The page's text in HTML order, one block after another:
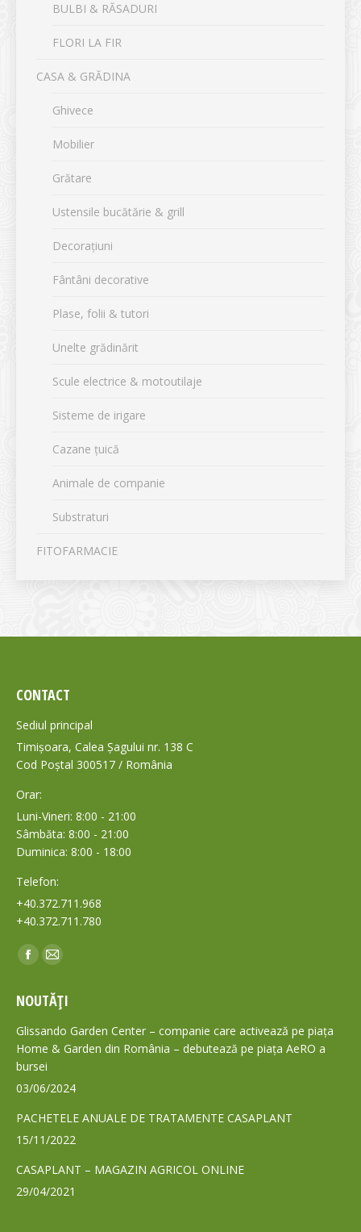
BULBI & RĂSADURI
FLORI LA FIR
CASA & GRĂDINA
Ghivece
Mobilier
Grătare
Ustensile bucătărie & grill
Decorațiuni
Fântâni decorative
Plase, folii & tutori
Unelte grădinărit
Scule electrice & motoutilaje
Sisteme de irigare
Cazane țuică
Animale de companie
Substraturi
FITOFARMACIE
CONTACT
Sediul principal
Timișoara, Calea Șagului nr. 138 C
Cod Poștal 300517 / România
Orar:
Luni-Vineri: 8:00 - 21:00
Sâmbăta: 8:00 - 21:00
Duminica: 8:00 - 18:00
Telefon:
+40.372.711.968
+40.372.711.780
Find us on:
Facebook
opens
in
new
window
Mail
opens
in
new
NOUTĂȚI
Glissando Garden Center – companie care activează pe piața
Home & Garden din România – debutează pe piața AeRO a
bursei
03/06/2024
PACHETELE ANUALE DE TRATAMENTE CASAPLANT
15/11/2022
CASAPLANT – MAGAZIN AGRICOL ONLINE
29/04/2021